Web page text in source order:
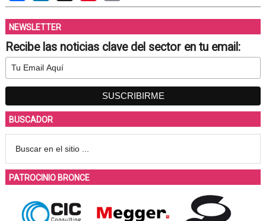
NEWSLETTER
Recibe las noticias clave del sector en tu email:
BUSCADOR
PATROCINIO BRONCE